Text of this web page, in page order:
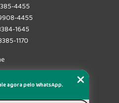
4455
4455
1645
1170
agora pelo WhatsApp.